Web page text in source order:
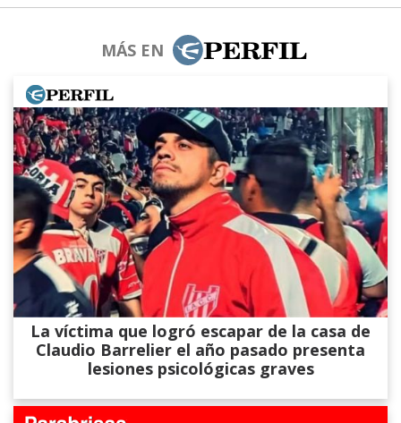
MÁS EN
La víctima que logró escapar de la casa de
Claudio Barrelier el año pasado presenta
lesiones psicológicas graves